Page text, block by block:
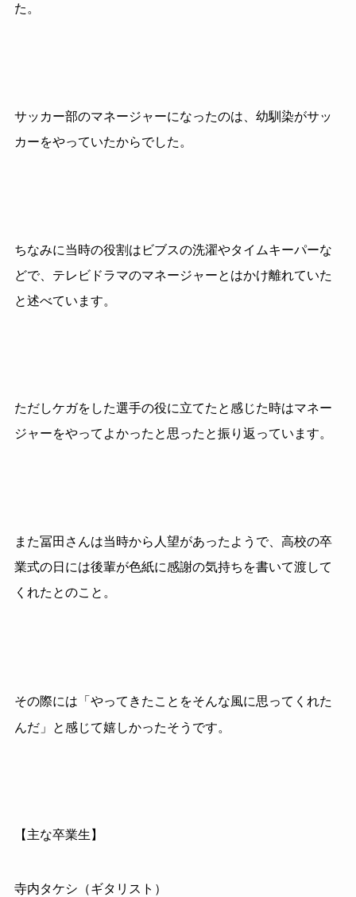
た。
サッカー部のマネージャーになったのは、幼馴染がサッ
カーをやっていたからでした。
ちなみに当時の役割はビブスの洗濯やタイムキーパーな
どで、テレビドラマのマネージャーとはかけ離れていた
と述べています。
ただしケガをした選手の役に立てたと感じた時はマネー
ジャーをやってよかったと思ったと振り返っています。
また冨田さんは当時から人望があったようで、高校の卒
業式の日には後輩が色紙に感謝の気持ちを書いて渡して
くれたとのこと。
その際には「やってきたことをそんな風に思ってくれた
んだ」と感じて嬉しかったそうです。
【主な卒業生】
寺内タケシ（ギタリスト）